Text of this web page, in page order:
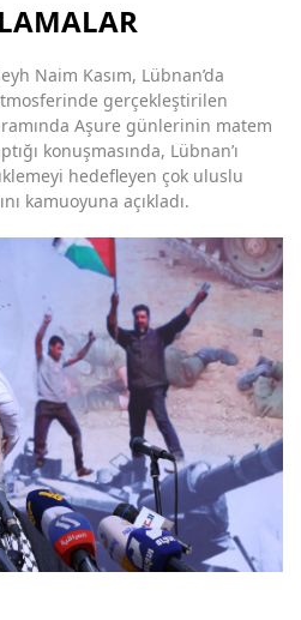
Naim Kasım, Lübnan’da
gerçekleştirilen
Aşure günlerinin matem
konuşmasında, Lübnan’ı
hedefleyen çok uluslu
kamuoyuna açıkladı.